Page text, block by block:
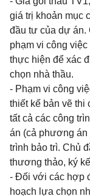
giá trị khoản mục
đầu tư của dự án.
phạm vi công
thực hiện để xác
chọn nhà thầu.
- Phạm vi công
thiết kế bản vẽ thi
tất cả các công
án (cả phương án
trình bảo trì. Chủ
thương thảo, ký
- Đối với các hợp
hoạch lựa chọn